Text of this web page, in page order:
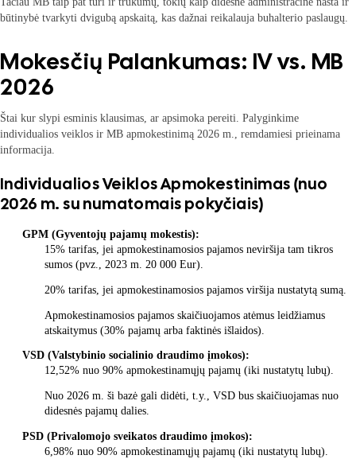
būtinybė tvarkyti dvigubą apskaitą, kas dažnai reikalauja buhalterio paslaugų.
Mokesčių Palankumas: IV vs. MB
2026
Štai kur slypi esminis klausimas, ar apsimoka pereiti. Palyginkime
individualios veiklos ir MB apmokestinimą 2026 m., remdamiesi prieinama
informacija.
Individualios Veiklos Apmokestinimas (nuo
2026 m. su numatomais pokyčiais)
GPM (Gyventojų pajamų mokestis):
15% tarifas, jei apmokestinamosios pajamos neviršija tam tikros
sumos (pvz., 2023 m. 20 000 Eur).
20% tarifas, jei apmokestinamosios pajamos viršija nustatytą sumą.
Apmokestinamosios pajamos skaičiuojamos atėmus leidžiamus
atskaitymus (30% pajamų arba faktinės išlaidos).
VSD (Valstybinio socialinio draudimo įmokos):
12,52% nuo 90% apmokestinamųjų pajamų (iki nustatytų lubų).
Nuo 2026 m. ši bazė gali didėti, t.y., VSD bus skaičiuojamas nuo
didesnės pajamų dalies.
PSD (Privalomojo sveikatos draudimo įmokos):
6,98% nuo 90% apmokestinamųjų pajamų (iki nustatytų lubų).